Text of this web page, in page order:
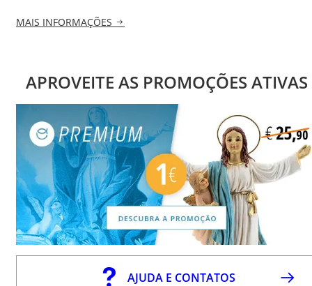
MAIS INFORMAÇÕES
APROVEITE AS PROMOÇÕES ATIVAS
AJUDA E CONTATOS